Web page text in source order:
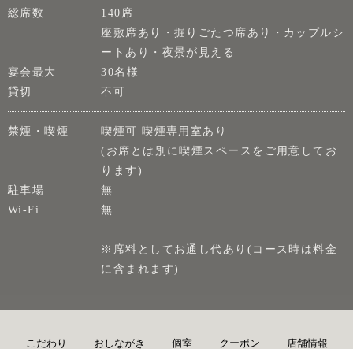
総席数
140席
座敷席あり・掘りごたつ席あり・カップルシ
ートあり・夜景が見える
宴会最大
30名様
貸切
不可
禁煙・喫煙
喫煙可 喫煙専用室あり
(お席とは別に喫煙スペースをご用意してお
ります)
駐車場
無
Wi-Fi
無
※席料としてお通し代あり(コース時は料金
に含まれます)
こだわり おしながき 個室 クーポン 店舗情報